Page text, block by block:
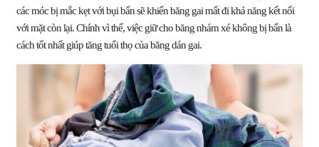
các móc bị mắc kẹt với bụi bẩn sẽ khiến băng gai mất đi khả năng kết nối
với mặt còn lại. Chính vì thế, việc giữ cho băng nhám xé không bị bẩn là
cách tốt nhất giúp tăng tuổi thọ của băng dán gai.